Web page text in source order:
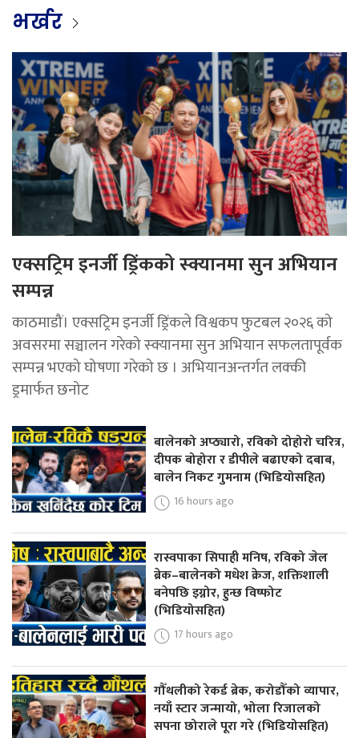
भर्खर
एक्सट्रिम इनर्जी ड्रिंकको स्क्यानमा सुन अभियान
सम्पन्न
काठमाडौं। एक्सट्रिम इनर्जी ड्रिंकले विश्वकप फुटबल २०२६ को
अवसरमा सञ्चालन गरेको स्क्यानमा सुन अभियान सफलतापूर्वक
सम्पन्न भएको घोषणा गरेको छ । अभियानअन्तर्गत लक्की
ड्रमार्फत छनोट
बालेनको अप्ठ्यारो, रविको दोहोरो चरित्र,
दीपक बोहोरा र डीपीले बढाएको दबाब,
बालेन निकट गुमनाम (भिडियोसहित)
16 hours ago
रास्वपाका सिपाही मनिष, रविको जेल
ब्रेक–बालेनको मधेश क्रेज, शक्तिशाली
बनेपछि इग्नोर, हुन्छ विष्फोट
(भिडियोसहित)
17 hours ago
गौँथलीको रेकर्ड ब्रेक, करोडौँको व्यापार,
नयाँ स्टार जन्मायो, भोला रिजालको
सपना छोराले पूरा गरे (भिडियोसहित)